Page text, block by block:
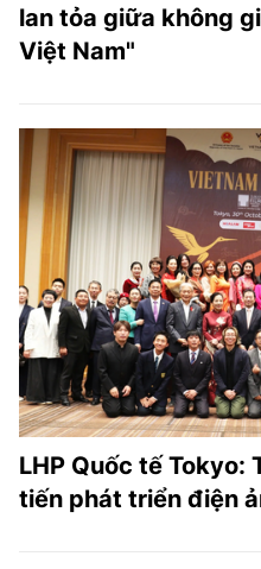
lan tỏa giữa không
Việt Nam"
LHP Quốc tế Tokyo:
tiến phát triển điện